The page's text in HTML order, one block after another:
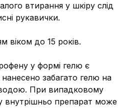
втирання у шкіру слід
рукавички.
віком до 15 років.
у формі гелю є
забагато гелю на
водою. При випадковому
внутрішньо препарат може